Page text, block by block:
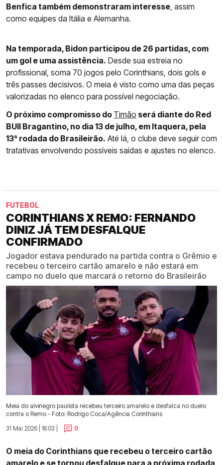
Benfica também demonstraram interesse , assim
como equipes da Itália e Alemanha.
Na temporada, Bidon participou de 26 partidas, com
um gol e uma assistência. Desde sua estreia no
profissional, soma 70 jogos pelo Corinthians, dois gols e
três passes decisivos. O meia é visto como uma das peças
valorizadas no elenco para possível negociação.
O próximo compromisso do Timão será diante do Red
BUll Bragantino, no dia 13 de julho, em Itaquera, pela
13ª rodada do Brasileirão. Até lá, o clube deve seguir com
tratativas envolvendo possíveis saídas e ajustes no elenco.
FUTEBOL
CORINTHIANS X REMO: FERNANDO
DINIZ JÁ TEM DESFALQUE
CONFIRMADO
Jogador estava pendurado na partida contra o Grêmio e
recebeu o terceiro cartão amarelo e não estará em
campo no duelo que marcará o retorno do Brasileirão
Meia do alvinegro paulista recebeu terceiro amarelo e desfalca no duelo
contra o Remo - Foto: Rodrigo Coca/Agência Corinthians
31 Mai 2026 | 16:03 |
0
O meia do Corinthians que recebeu o terceiro cartão